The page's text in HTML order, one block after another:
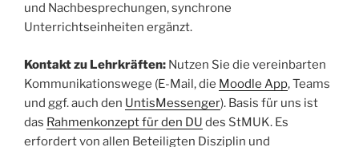
und Nachbesprechungen, synchrone
Unterrichtseinheiten ergänzt.
Kontakt zu Lehrkräften: Nutzen Sie die vereinbarten
Kommunikationswege (E-Mail, die Moodle App, Teams
und ggf. auch den UntisMessenger). Basis für uns ist
das Rahmenkonzept für den DU des StMUK. Es
erfordert von allen Beteiligten Disziplin und